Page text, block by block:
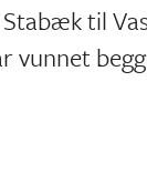
til
vunnet